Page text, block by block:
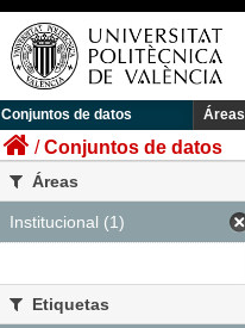
Conjuntos de datos Áreas
Conjuntos de datos
Áreas
Institucional (1)
Etiquetas